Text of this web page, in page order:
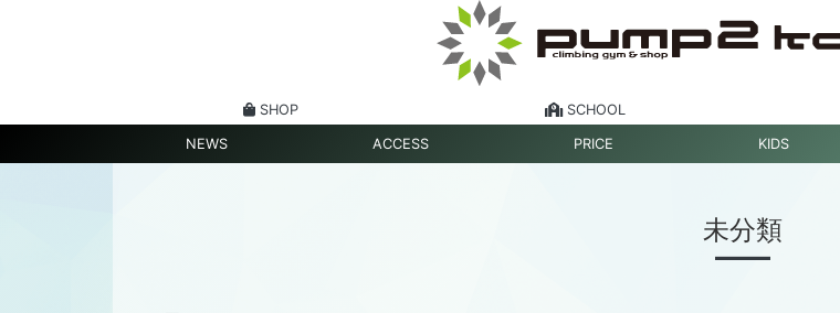
SHOP SCHOOL
NEWS ACCESS PRICE KIDS
未分類